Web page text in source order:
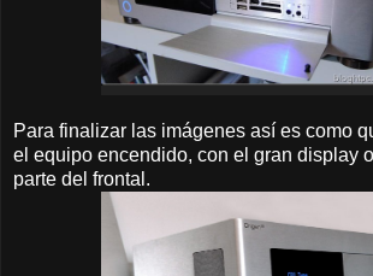
Para finalizar las imágenes así es como
el equipo encendido, con el gran display
parte del frontal.